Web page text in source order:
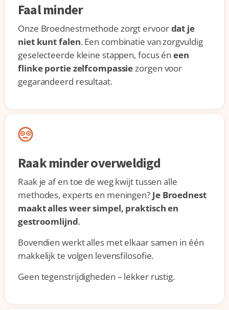
Faal minder
Onze Broednestmethode zorgt ervoordat je
niet kunt falen. Een combinatie van zorgvuldig
geselecteerde kleine stappen, focus éneen
flinke portie zelfcompassiezorgen voor
gegarandeerd resultaat.
Raak minder overweldigd
Raak je af en toe de weg kwijt tussen alle
methodes, experts en meningen? Je Broednest
maakt alles weer simpel, praktisch en
gestroomlijnd.
Bovendien werkt alles met elkaar samen in één
makkelijk te volgen levensfilosofie.
Geen tegenstrijdigheden – lekker rustig.